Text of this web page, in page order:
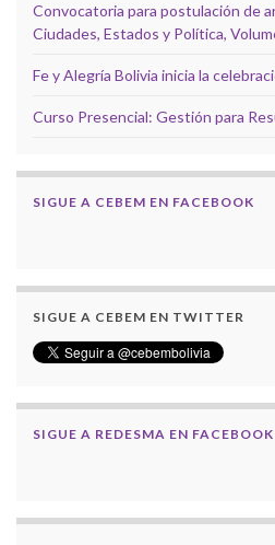
Convocatoria para postulación de
Ciudades, Estados y Política,
Fe y Alegría Bolivia inicia la
Curso Presencial: Gestión para
SIGUE A CEBEM EN FACEBOOK
SIGUE A CEBEM EN TWITTER
SIGUE A REDESMA EN FACEBOOK